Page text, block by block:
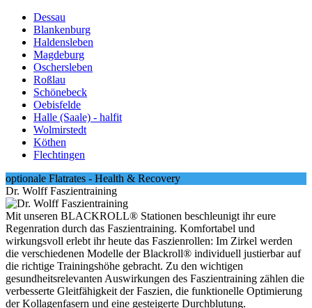
Dessau
Blankenburg
Haldensleben
Magdeburg
Oschersleben
Roßlau
Schönebeck
Oebisfelde
Halle (Saale) - halfit
Wolmirstedt
Köthen
Flechtingen
optionale Flatrates - Health & Recovery
Dr. Wolff Faszientraining
Mit unseren BLACKROLL® Stationen beschleunigt ihr eure
Regenration durch das Faszientraining. Komfortabel und
wirkungsvoll erlebt ihr heute das Faszienrollen: Im Zirkel werden
die verschiedenen Modelle der Blackroll® individuell justierbar auf
die richtige Trainingshöhe gebracht. Zu den wichtigen
gesundheitsrelevanten Auswirkungen des Faszientraining zählen die
verbesserte Gleitfähigkeit der Faszien, die funktionelle Optimierung
der Kollagenfasern und eine gesteigerte Durchblutung.